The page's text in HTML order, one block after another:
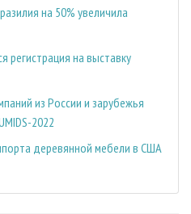
на 50% увеличила
регистрация на выставку
из России и зарубежья
2022
деревянной мебели в США